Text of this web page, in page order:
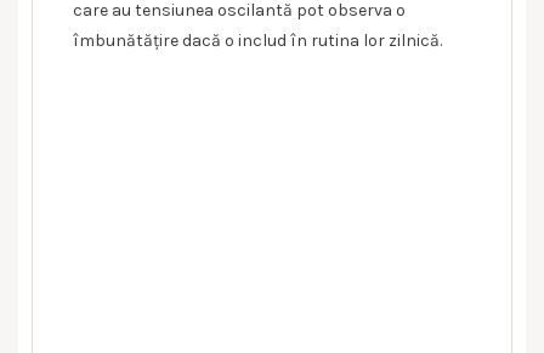
care au tensiunea oscilantă pot observa o
îmbunătățire dacă o includ în rutina lor zilnică.